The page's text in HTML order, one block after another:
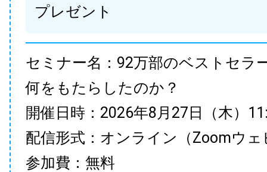
プレゼント
セミナー名：92万部のベストセラ
何をもたらしたのか？
開催日時：2026年8月27日（木）
配信形式：オンライン（Zoomウェ
参加費：無料